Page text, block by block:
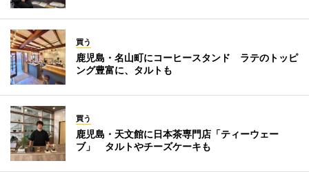
買う
鹿児島・名山町にコーヒースタンド ラテのトッピ
ング豊富に、タルトも
買う
鹿児島・天文館に日本茶専門店「ティーウェー
ブ」 タルトやチーズケーキも